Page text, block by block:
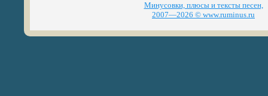
Минусовки, плюсы и тексты песен,
2007—2026 © www.ruminus.ru